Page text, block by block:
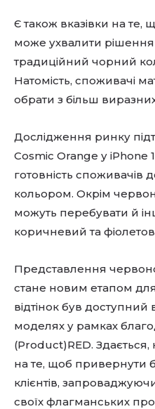
Є також вказівки на те,
може ухвалити
традиційний чорний
Натомість, споживачі
обрати з більш
Дослідження ринку
Cosmic Orange у iPhone
готовність споживачів
кольором. Окрім
можуть перебувати й
коричневий та
Представлення
стане новим етапом
відтінок був
моделях у рамках
(Product)RED.
на те, щоб привернути
клієнтів,
своїх флагманських